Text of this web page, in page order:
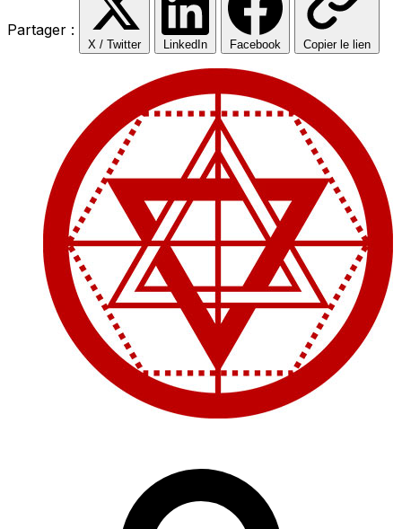
Partager :
X / Twitter LinkedIn Facebook Copier le lien